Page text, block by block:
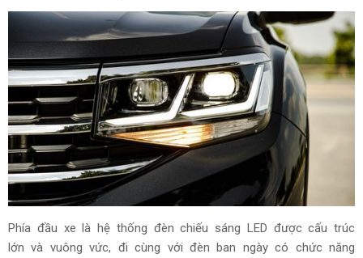
Phía đầu xe là hệ thống đèn chiếu sáng LED được cấu trúc
lớn và vuông vức, đi cùng với đèn ban ngày có chức năng